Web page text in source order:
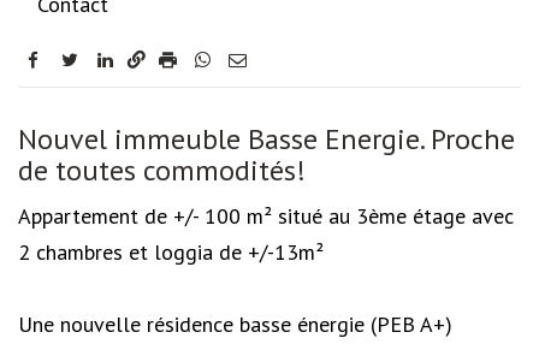
facebook
twitterlinkedin
Description
Nouvel immeuble Basse Energie. Proche
de toutes commodités!
Appartement de +/- 100 m² situé au 3ème étage avec
2 chambres et loggia de +/-13m²
Une nouvelle résidence basse énergie (PEB A+)